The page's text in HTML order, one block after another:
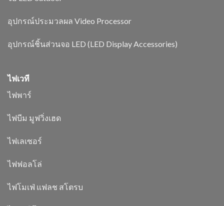
อุปกรณ์ประมวลผล Video Processor
อุปกรณ์ชิ้นส่วนจอ LED (LED Display Accessories)
ไฟเวที
ไฟพาร์
ไฟบีม มูฟวิ่งเฮด
ไฟเลเซอร์
ไฟฟอลโล่
ไฟโมเฟ่ แฟลช สโตรบ